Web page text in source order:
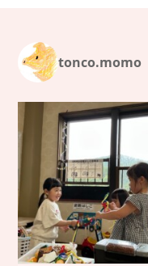
tonco.momo